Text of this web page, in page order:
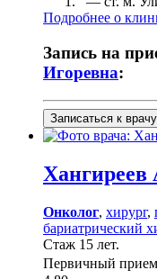
Подробнее о
Запись на
Игоревна:
Записаться к врачу
Хангиреев
Онколог, хирург,
бариатрический
Стаж 15 лет.
Первичный